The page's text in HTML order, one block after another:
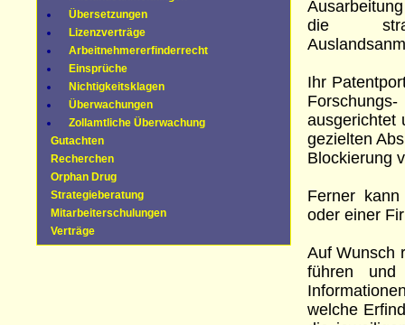
Übersetzungen
Lizenzverträge
Arbeitnehmererfinderrecht
Einsprüche
Nichtigkeitsklagen
Überwachungen
Zollamtliche Überwachung
Gutachten
Recherchen
Orphan Drug
Strategieberatung
Mitarbeiterschulungen
Verträge
die
Ihr
ausgerichtet
gezielten
Blockierung
Ferner
oder einer
Auf Wunsch
führen
welche